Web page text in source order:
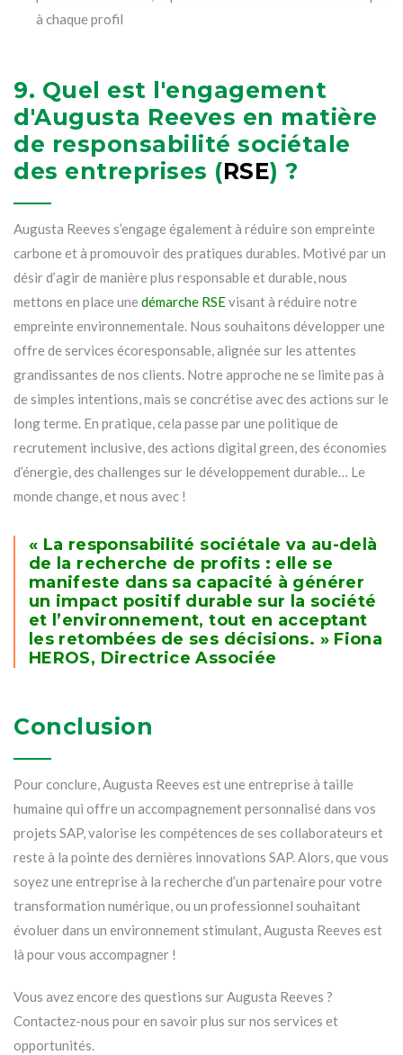
à chaque profil
9. Quel est l'engagement
d'Augusta Reeves en matière
de responsabilité sociétale
des entreprises (RSE) ?
Augusta Reeves s’engage également à réduire son empreinte
carbone et à promouvoir des pratiques durables. Motivé par un
désir d’agir de manière plus responsable et durable, nous
mettons en place une démarche RSEvisant à réduire notre
empreinte environnementale. Nous souhaitons développer une
offre de services écoresponsable, alignée sur les attentes
grandissantes de nos clients. Notre approche ne se limite pas à
de simples intentions, mais se concrétise avec des actions sur le
long terme. En pratique, cela passe par une politique de
recrutement inclusive, des actions digital green, des économies
d’énergie, des challenges sur le développement durable… Le
monde change, et nous avec !
« La responsabilité sociétale va au-delà
de la recherche de profits : elle se
manifeste dans sa capacité à générer
un impact positif durable sur la société
et l’environnement, tout en acceptant
les retombées de ses décisions. » Fiona
HEROS, Directrice Associée
Conclusion
Pour conclure, Augusta Reeves est une entreprise à taille
humaine qui offre un accompagnement personnalisé dans vos
projets SAP, valorise les compétences de ses collaborateurs et
reste à la pointe des dernières innovations SAP. Alors, que vous
soyez une entreprise à la recherche d’un partenaire pour votre
transformation numérique, ou un professionnel souhaitant
évoluer dans un environnement stimulant, Augusta Reeves est
là pour vous accompagner !
Vous avez encore des questions sur Augusta Reeves ?
Contactez-nous pour en savoir plus sur nos services et
opportunités.